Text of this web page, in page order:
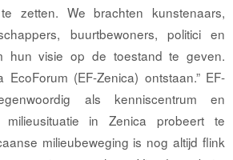
zetten. We brachten kunstenaars,
buurtbewoners, politici en
hun visie op de toestand te geven.
(EF-Zenica) ontstaan.” EF-
als kenniscentrum en
in Zenica probeert te
milieubeweging is nog altijd ﬂink